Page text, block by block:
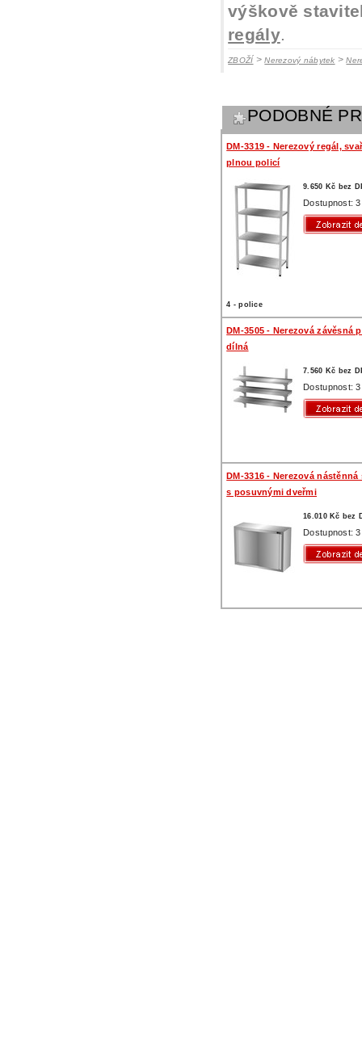
výškově
regály.
ZBOŽÍ >Nerezový nábytek >
PODOBNÉ
DM-3319 - Nerezový regál,
plnou policí
9.650 Kč bez
Dostupnost:
4 - police
DM-3505 - Nerezová závěsná
dílná
7.560 Kč bez
Dostupnost:
DM-3316 - Nerezová nástěnná
s posuvnými dveřmi
16.010 Kč bez
Dostupnost: